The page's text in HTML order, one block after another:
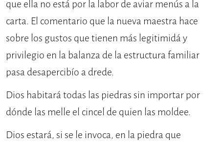
que ella no está por la labor de aviar menús a la
carta. El comentario que la nueva maestra hace
sobre los gustos que tienen más legitimidá y
privilegio en la balanza de la estructura familiar
pasa desapercibío a drede.
Dios habitará todas las piedras sin importar por
dónde las melle el cincel de quien las moldee.
Dios estará, si se le invoca, en la piedra que